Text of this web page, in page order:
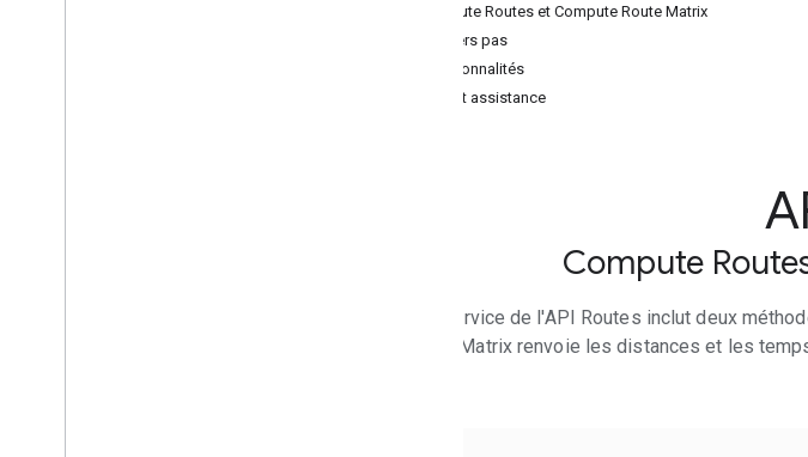
Compute Routes et Compute Route Matrix
Premiers pas
Fonctionnalités
Aide et assistance
Compute
Le service de l'API Routes inclut deux
Route Matrix renvoie les distances et les